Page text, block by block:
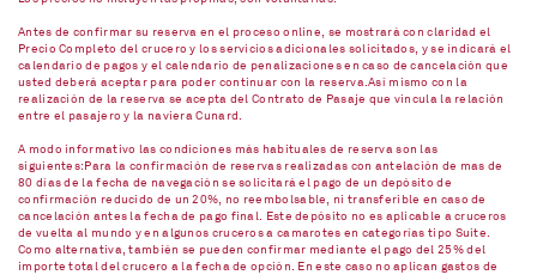
Antes de confirmar su reserva en el proceso online, se mostrará con claridad el
Precio Completo del crucero y los servicios adicionales solicitados, y se indicará el
calendario de pagos y el calendario de penalizaciones en caso de cancelación que
usted deberá aceptar para poder continuar con la reserva.Así mismo con la
realización de la reserva se acepta del Contrato de Pasaje que vincula la relación
entre el pasajero y la naviera Cunard.
A modo informativo las condiciones más habituales de reserva son las
siguientes:Para la confirmación de reservas realizadas con antelación de mas de
80 días de la fecha de navegación se solicitará el pago de un depósito de
confirmación reducido de un 20%, no reembolsable, ni transferible en caso de
cancelación antes la fecha de pago final. Este depósito no es aplicable a cruceros
de vuelta al mundo y en algunos cruceros a camarotes en categorías tipo Suite.
Como alternativa, también se pueden confirmar mediante el pago del 25% del
importe total del crucero a la fecha de opción. En este caso no aplican gastos de